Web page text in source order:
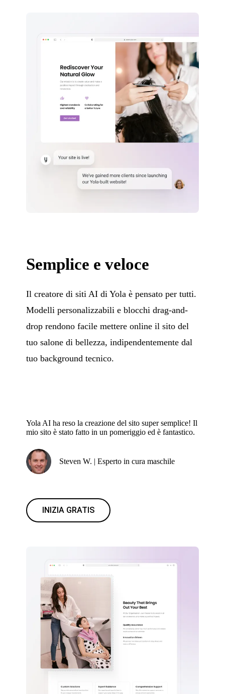
Semplice e veloce
Il creatore di siti AI di Yola è pensato per tutti.
Modelli personalizzabili e blocchi drag-and-
drop rendono facile mettere online il sito del
tuo salone di bellezza, indipendentemente dal
tuo background tecnico.
Yola AI ha reso la creazione del sito super semplice! Il
mio sito è stato fatto in un pomeriggio ed è fantastico.
Steven W. | Esperto in cura maschile
INIZIA GRATIS